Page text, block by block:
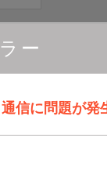
ー
通信に問題が発